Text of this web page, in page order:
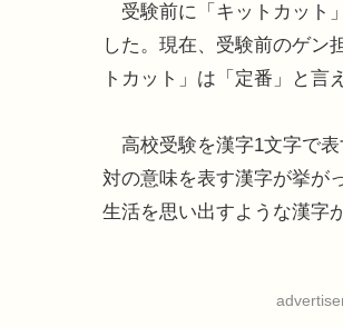
受験前に「キットカット
した。現在、受験前のゲン
トカット」は「定番」と言
高校受験を漢字1文字で表
対の意味を表す漢字が挙が
生活を思い出すような漢字